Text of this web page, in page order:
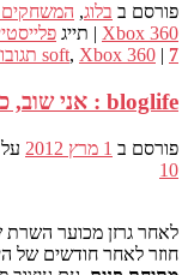
פורסם ב בלוג, המשחקים
Xbox 360
| תייג
soft, Xbox 360 | 7
bloglife : אני שוב, כלבות !
פורסם ב 1 מרץ 2012 על
10
לאחר גרזן מכוער השרת
חוזר לאחר חודשים של